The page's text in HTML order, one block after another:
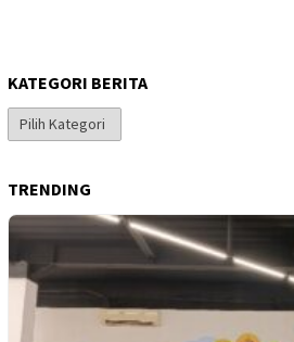
KATEGORI BERITA
Kategori
Berita
TRENDING